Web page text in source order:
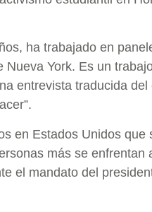
ha trabajado en
York. Es un
entrevista traducida del
en Estados Unidos que
más se enfrentan
el mandato del